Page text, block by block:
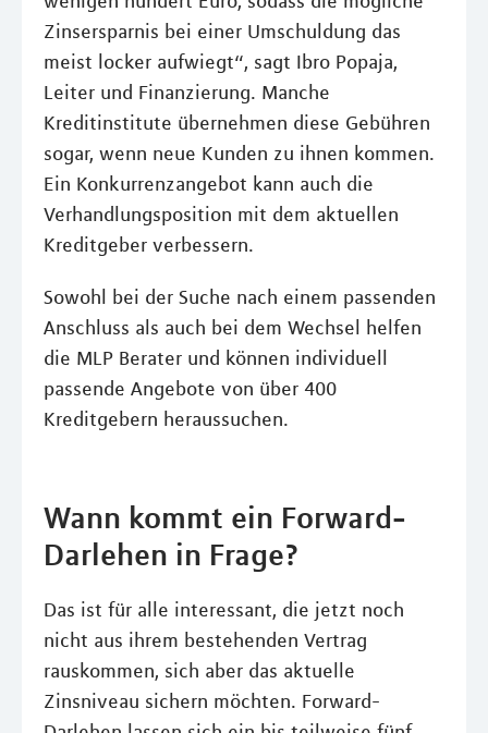
Zinsersparnis bei einer Umschuldung das
meist locker aufwiegt“, sagt Ibro Popaja,
Leiter und Finanzierung. Manche
Kreditinstitute übernehmen diese Gebühren
sogar, wenn neue Kunden zu ihnen kommen.
Ein Konkurrenzangebot kann auch die
Verhandlungsposition mit dem aktuellen
Kreditgeber verbessern.
Sowohl bei der Suche nach einem passenden
Anschluss als auch bei dem Wechsel helfen
die MLP Berater und können individuell
passende Angebote von über 400
Kreditgebern heraussuchen.
Wann kommt ein Forward-
Darlehen in Frage?
Das ist für alle interessant, die jetzt noch
nicht aus ihrem bestehenden Vertrag
rauskommen, sich aber das aktuelle
Zinsniveau sichern möchten. Forward-